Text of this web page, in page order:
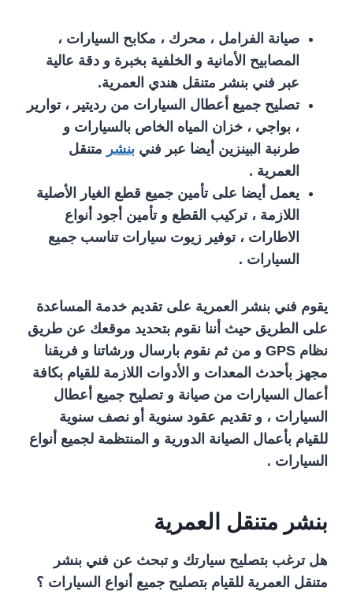
صيانة الفرامل ، محرك ، مكابح السيارات ،
المصابيح الأمانية و الخلفية بخبرة و دقة عالية
عبر فني بنشر متنقل هندي العمرية.
تصليح جميع أعطال السيارات من رديتير ، توارير
، بواجي ، خزان المياه الخاص بالسيارات و
طرنبة البينزين أيضا عبر فني بنشر متنقل
العمرية .
يعمل أيضا على تأمين جميع قطع الغيار الأصلية
اللازمة ، تركيب القطع و تأمين أجود أنواع
الاطارات ، توفير زيوت سيارات تناسب جميع
السيارات .
يقوم فني بنشر العمرية على تقديم خدمة المساعدة
على الطريق حيث أننا نقوم بتحديد موقعك عن طريق
نظام GPS و من ثم نقوم بارسال ورشاتنا و فريقنا
مجهز بأحدث المعدات و الأدوات اللازمة للقيام بكافة
أعمال السيارات من صيانة و تصليح جميع أعطال
السيارات ، و تقديم عقود سنوية أو نصف سنوية
للقيام بأعمال الصيانة الدورية و المنتظمة لجميع أنواع
السيارات .
بنشر متنقل العمرية
هل ترغب بتصليح سيارتك و تبحث عن فني بنشر
متنقل العمرية للقيام بتصليح جميع أنواع السيارات ؟